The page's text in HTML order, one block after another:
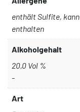
enthält Sulfite,
enthalten
Alkoholgehalt
20,0 Vol %
-
Art